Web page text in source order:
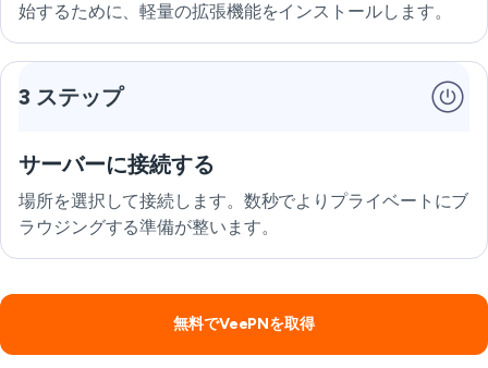
始するために、軽量の拡張機能をインストールします。
3 ステップ
サーバーに接続する
場所を選択して接続します。数秒でよりプライベートにブ
ラウジングする準備が整います。
無料でVeePNを取得